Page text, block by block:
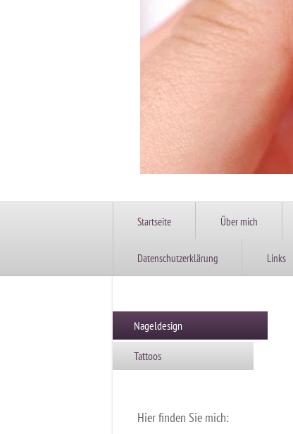
Startseite Über mich
Datenschutzerklärung Links
Nageldesign
Tattoos
Hier finden Sie mich: